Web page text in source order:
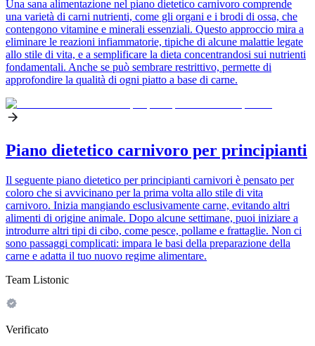
Una sana alimentazione nel piano dietetico carnivoro comprende
una varietà di carni nutrienti, come gli organi e i brodi di ossa, che
contengono vitamine e minerali essenziali. Questo approccio mira a
eliminare le reazioni infiammatorie, tipiche di alcune malattie legate
allo stile di vita, e a semplificare la dieta concentrandosi sui nutrienti
fondamentali. Anche se può sembrare restrittivo, permette di
approfondire la qualità di ogni piatto a base di carne.
Piano dietetico carnivoro per principianti
Il seguente piano dietetico per principianti carnivori è pensato per
coloro che si avvicinano per la prima volta allo stile di vita
carnivoro. Inizia mangiando esclusivamente carne, evitando altri
alimenti di origine animale. Dopo alcune settimane, puoi iniziare a
introdurre altri tipi di cibo, come pesce, pollame e frattaglie. Non ci
sono passaggi complicati: impara le basi della preparazione della
carne e adatta il tuo nuovo regime alimentare.
Team Listonic
Verificato